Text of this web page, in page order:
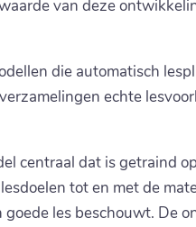
van deze
die automatisch
echte
centraal dat is getraind
tot en met de
les beschouwt. De